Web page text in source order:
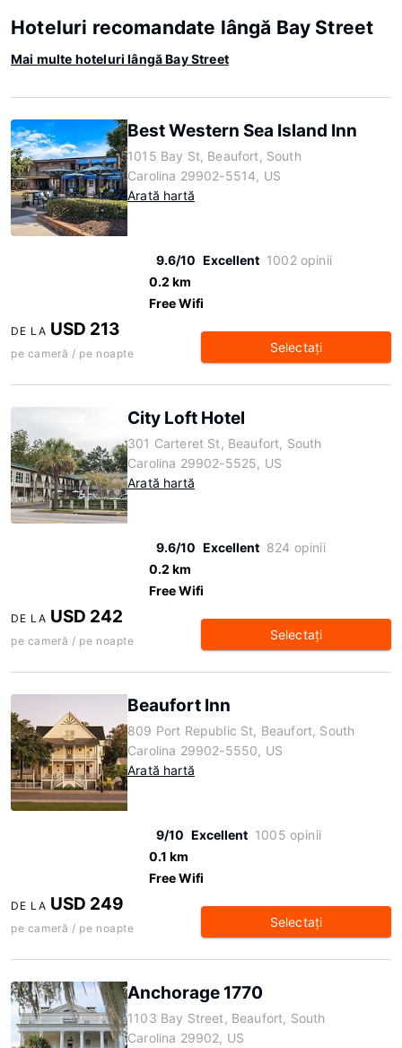
Hoteluri recomandate lângă Bay Street
Mai multe hoteluri lângă Bay Street
Best Western Sea Island Inn
1015 Bay St, Beaufort, South
Carolina 29902-5514, US
Arată hartă
9.6/10 Excellent 1002 opinii
0.2 km
Free Wifi
DE LA USD 213
pe cameră / pe noapte Selectaţi
City Loft Hotel
301 Carteret St, Beaufort, South
Carolina 29902-5525, US
Arată hartă
9.6/10 Excellent 824 opinii
0.2 km
Free Wifi
DE LA USD 242
pe cameră / pe noapte Selectaţi
Beaufort Inn
809 Port Republic St, Beaufort, South
Carolina 29902-5550, US
Arată hartă
9/10 Excellent 1005 opinii
0.1 km
Free Wifi
DE LA USD 249
pe cameră / pe noapte Selectaţi
Anchorage 1770
1103 Bay Street, Beaufort, South
Carolina 29902, US